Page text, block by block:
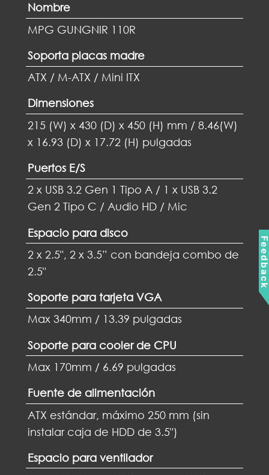
Nombre
MPG GUNGNIR 110R
Soporta placas madre
ATX / M-ATX / Mini ITX
Dimensiones
215 (W) x 430 (D) x 450 (H) mm / 8.46(W)
x 16.93 (D) x 17.72 (H) pulgadas
Puertos E/S
2 x USB 3.2 Gen 1 Tipo A / 1 x USB 3.2
Gen 2 Tipo C / Audio HD / Mic
Espacio para disco
2 x 2.5", 2 x 3.5” con bandeja combo de
2.5"
Soporte para tarjeta VGA
Max 340mm / 13.39 pulgadas
Soporte para cooler de CPU
Max 170mm / 6.69 pulgadas
Fuente de alimentación
ATX estándar, máximo 250 mm (sin
instalar caja de HDD de 3.5")
Espacio para ventilador